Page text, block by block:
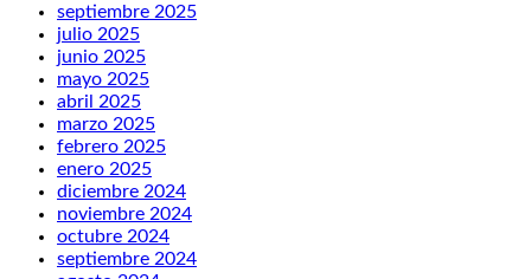
septiembre 2025
julio 2025
junio 2025
mayo 2025
abril 2025
marzo 2025
febrero 2025
enero 2025
diciembre 2024
noviembre 2024
octubre 2024
septiembre 2024